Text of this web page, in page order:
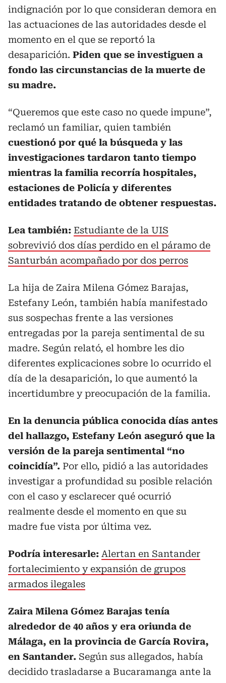
indignación por lo que consideran demora en
las actuaciones de las autoridades desde el
momento en el que se reportó la
desaparición. Piden que se investiguen a
fondo las circunstancias de la muerte de
su madre.
“Queremos que este caso no quede impune”,
reclamó un familiar, quien también
cuestionó por qué la búsqueda y las
investigaciones tardaron tanto tiempo
mientras la familia recorría hospitales,
estaciones de Policía y diferentes
entidades tratando de obtener respuestas.
Lea también: Estudiante de la UIS
sobrevivió dos días perdido en el páramo de
Santurbán acompañado por dos perros
La hija de Zaira Milena Gómez Barajas,
Estefany León, también había manifestado
sus sospechas frente a las versiones
entregadas por la pareja sentimental de su
madre. Según relató, el hombre les dio
diferentes explicaciones sobre lo ocurrido el
día de la desaparición, lo que aumentó la
incertidumbre y preocupación de la familia.
En la denuncia pública conocida días antes
del hallazgo, Estefany León aseguró que la
versión de la pareja sentimental “no
coincidía”. Por ello, pidió a las autoridades
investigar a profundidad su posible relación
con el caso y esclarecer qué ocurrió
realmente desde el momento en que su
madre fue vista por última vez.
Podría interesarle: Alertan en Santander
fortalecimiento y expansión de grupos
armados ilegales
Zaira Milena Gómez Barajas tenía
alrededor de 40 años y era oriunda de
Málaga, en la provincia de García Rovira,
en Santander. Según sus allegados, había
decidido trasladarse a Bucaramanga ante la